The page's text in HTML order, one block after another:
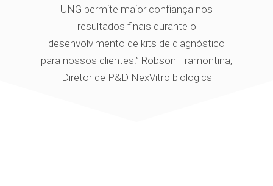
UNG permite maior confiança nos
resultados finais durante o
desenvolvimento de kits de diagnóstico
para nossos clientes.” Robson Tramontina,
Diretor de P&D NexVitro biologics